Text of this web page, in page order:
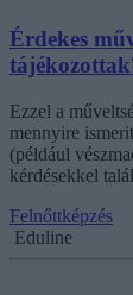
Érdekes
Ezzel a
mennyire
(például
kérdésekkel
Felnőttképzés
Eduline